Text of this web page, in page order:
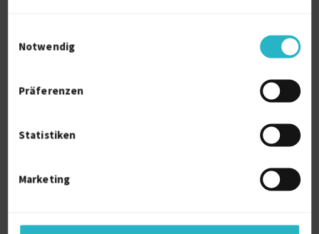
Notwendig
Präferenzen
Statistiken
Marketing
Schreiben Sie Ihr Projekt aus und erhalten Sie noch